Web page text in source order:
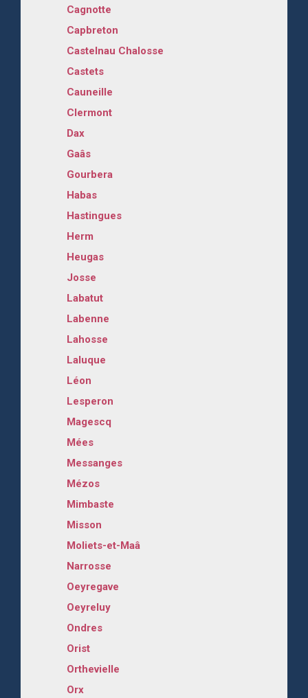
Cagnotte
Capbreton
Castelnau Chalosse
Castets
Cauneille
Clermont
Dax
Gaâs
Gourbera
Habas
Hastingues
Herm
Heugas
Josse
Labatut
Labenne
Lahosse
Laluque
Léon
Lesperon
Magescq
Mées
Messanges
Mézos
Mimbaste
Misson
Moliets-et-Maâ
Narrosse
Oeyregave
Oeyreluy
Ondres
Orist
Orthevielle
Orx